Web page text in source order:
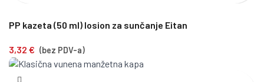
PP kazeta (50 ml) losion za sunčanje Eitan
3,32 € (bez PDV-a)